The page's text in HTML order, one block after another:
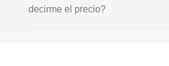
decirme el precio?